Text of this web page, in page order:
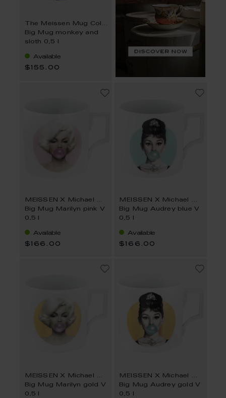
The Meissen Mug Collection
Big Mug monkey and
sloth 0,5 l
Available
$155.00
MEISSEN X Michael Moebius
Big Mug Marilyn pink V
0,5 l
Available
$166.00
MEISSEN X Michael Moebius
Big Mug Audrey blue V
0,5 l
Available
$166.00
MEISSEN X Michael Moebius
Big Mug Marilyn gold V
0,5 l
MEISSEN X Michael Moebius
Big Mug Audrey gold V
0,5 l